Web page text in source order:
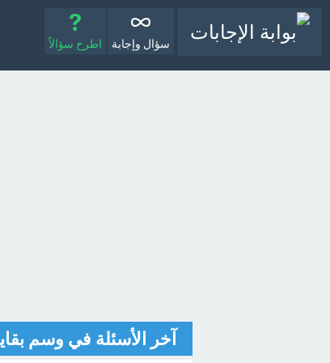
سؤال وإجابة اطرح سؤالاً
آخر الأسئلة في وسم